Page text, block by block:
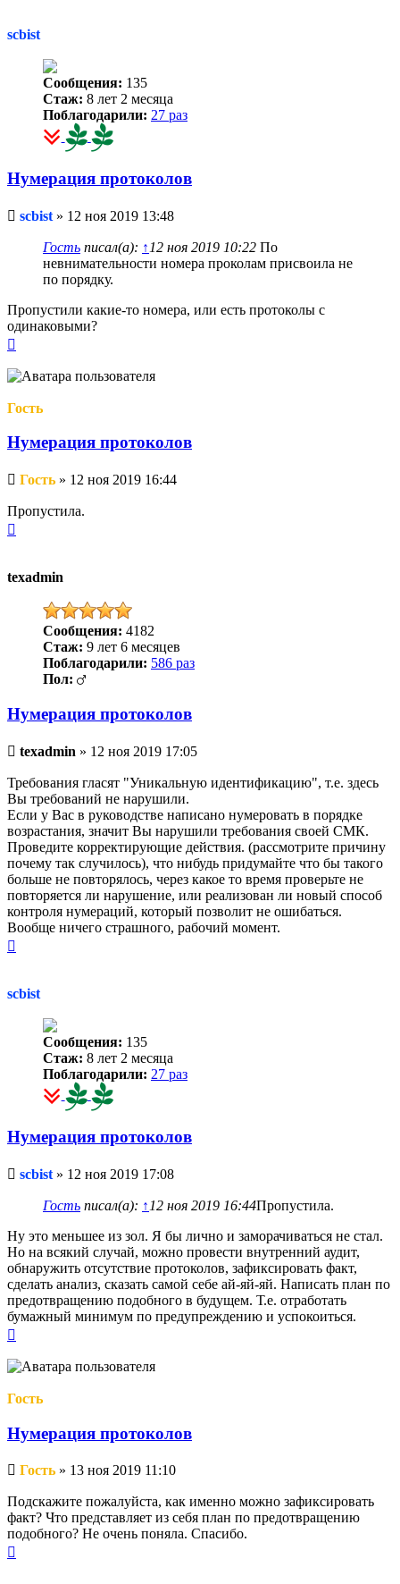
scbist
Сообщения: 135
Стаж: 8 лет 2 месяца
Поблагодарили: 27 раз
Нумерация протоколов
Непрочитанное
scbist » 12 ноя 2019 13:48
Гость писал(а): ↑ 12 ноя 2019 10:22 По
невнимательности номера проколам присвоила не
по порядку.
Пропустили какие-то номера, или есть протоколы с
одинаковыми?
началу
Гость
Нумерация протоколов
Непрочитанное
Гость » 12 ноя 2019 16:44
Пропустила.
texadmin
Сообщения: 4182
Стаж: 9 лет 6 месяцев
Поблагодарили: 586 раз
Пол:
Нумерация протоколов
Непрочитанное
texadmin » 12 ноя 2019 17:05
Требования гласят "Уникальную идентификацию", т.е. здесь
Вы требований не нарушили.
Если у Вас в руководстве написано нумеровать в порядке
возрастания, значит Вы нарушили требования своей СМК.
Проведите корректирующие действия. (рассмотрите причину
почему так случилось), что нибудь придумайте что бы такого
больше не повторялось, через какое то время проверьте не
повторяется ли нарушение, или реализован ли новый способ
контроля нумераций, который позволит не ошибаться.
Вообще ничего страшного, рабочий момент.
scbist
Сообщения: 135
Стаж: 8 лет 2 месяца
Поблагодарили: 27 раз
Нумерация протоколов
Непрочитанное
scbist » 12 ноя 2019 17:08
Гость писал(а): ↑ 12 ноя 2019 16:44Пропустила.
Ну это меньшее из зол. Я бы лично и заморачиваться не стал.
Но на всякий случай, можно провести внутренний аудит,
обнаружить отсутствие протоколов, зафиксировать факт,
сделать анализ, сказать самой себе ай-яй-яй. Написать план по
предотвращению подобного в будущем. Т.е. отработать
бумажный минимум по предупреждению и успокоиться.
началу
Гость
Нумерация протоколов
Непрочитанное
Гость » 13 ноя 2019 11:10
Подскажите пожалуйста, как именно можно зафиксировать
факт? Что представляет из себя план по предотвращению
подобного? Не очень поняла. Спасибо.